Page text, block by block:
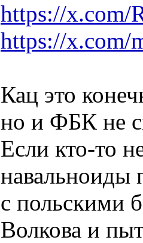
https://x.com/
https://x.com/
Кац это
но и ФБК не
Если кто-то
навальноиды
с польскими
Волкова и